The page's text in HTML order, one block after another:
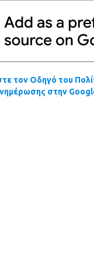
τον Οδηγό του
στην